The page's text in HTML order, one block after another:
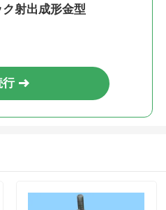
ク射出成形金型
行